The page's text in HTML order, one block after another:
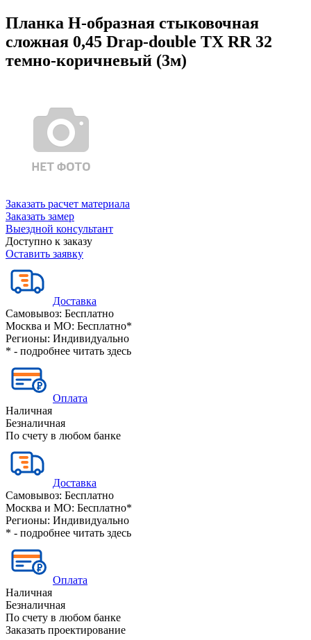
Планка Н-образная стыковочная
сложная 0,45 Drap-double TX RR 32
темно-коричневый (3м)
Заказать расчет материала
Заказать замер
Выездной консультант
Доступно к заказу
Оставить заявку
Доставка
Самовывоз: Бесплатно
Москва и МО: Бесплатно*
Регионы: Индивидуально
* - подробнее читать здесь
Оплата
Наличная
Безналичная
По счету в любом банке
Доставка
Самовывоз: Бесплатно
Москва и МО: Бесплатно*
Регионы: Индивидуально
* - подробнее читать здесь
Оплата
Наличная
Безналичная
По счету в любом банке
Заказать проектирование